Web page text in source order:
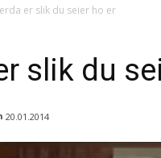
er slik du seier ho er
slik du
20.01.2014